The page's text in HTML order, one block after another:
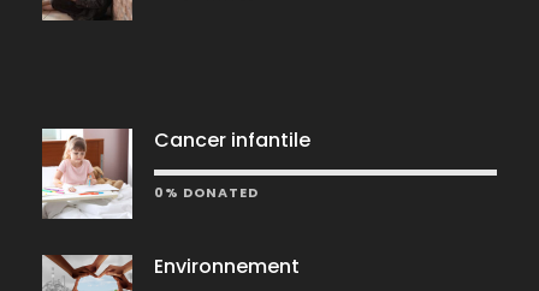
Cancer infantile
0% DONATED
Environnement